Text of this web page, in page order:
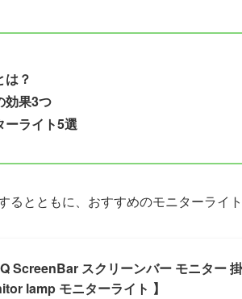
は？
効果3つ
ーライト5選
るとともに、おすすめのモニターライト
ScreenBar スクリーンバー モニター
lamp モニターライト 】